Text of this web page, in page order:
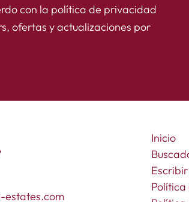
con la política de privacidad
ofertas y actualizaciones por
estates.com
Inicio